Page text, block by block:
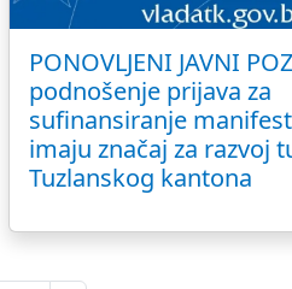
PONOVLJENI JAVNI
podnošenje prijava za
sufinansiranje
imaju značaj za razvoj
Tuzlanskog kantona